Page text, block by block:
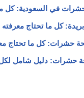
في السعودية: كل
كل ما تحتاج معرفته
حشرات: كل ما تحتاج
حشرات: دليل شامل لكل